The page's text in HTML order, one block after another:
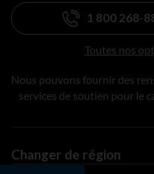
1 800 268-
Toutes nos
Nous pouvons fournir des
services de soutien pour le
Changer de région